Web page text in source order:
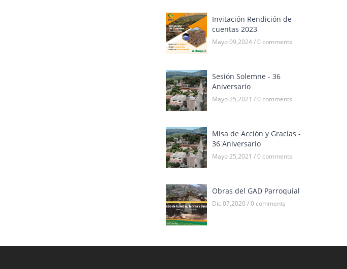
Invitación Rendición de
cuentas 2023
Mayo 09,2024 / 0 comments
Sesión Solemne - 36
Aniversario
Mayo 25,2021 / 0 comments
Misa de Acción y Gracias -
36 Aniversario
Mayo 25,2021 / 0 comments
Obras del GAD Parroquial
Dic 07,2020 / 0 comments